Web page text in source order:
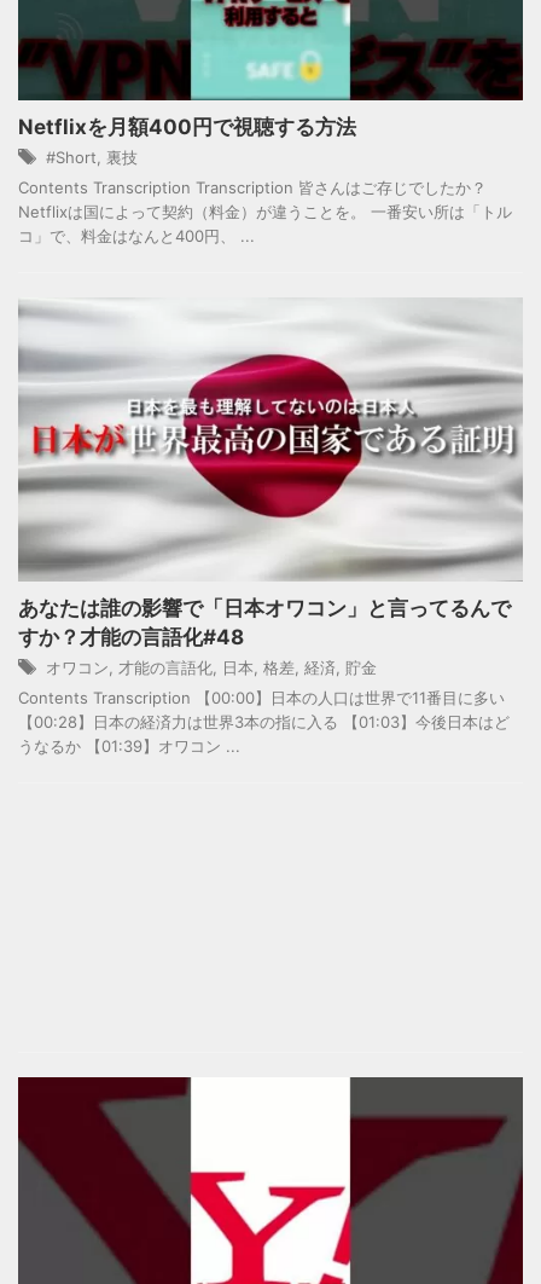
Netflixを月額400円で視聴する方法
#Short
裏技
Contents Transcription Transcription 皆さんはご存じでしたか？
Netflixは国によって契約（料金）が違うことを。 一番安い所は「トル
コ」で、料金はなんと400円、 ...
あなたは誰の影響で「日本オワコン」と言ってるんで
すか？才能の言語化#48
オワコン 才能の言語化 日本 格差 経済
貯金
Contents Transcription 【00:00】日本の人口は世界で11番目に多い
【00:28】日本の経済力は世界3本の指に入る 【01:03】今後日本はど
うなるか 【01:39】オワコン ...